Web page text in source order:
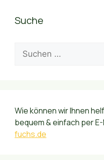
Suche
Suchen
nach:
Wie können wir Ihnen
bequem & einfach per
fuchs.de